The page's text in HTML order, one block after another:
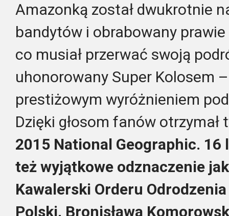
Amazonką został dwukrotnie
bandytów i obrabowany
co musiał przerwać swoją
uhonorowany Super Kolosem
prestiżowym wyróżnieniem
Dzięki głosom fanów otrzymał
2015 National Geographic. 16
też wyjątkowe odznaczenie
Kawalerski Orderu
Polski, Bronisława